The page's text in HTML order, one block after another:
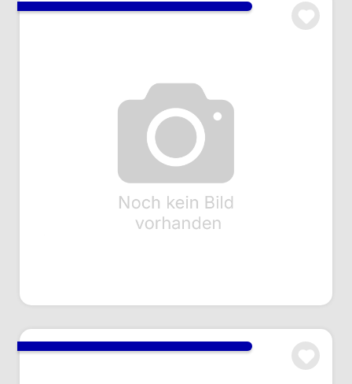
Antennenkabel, MMCX-Winkelstecker, 240 mm